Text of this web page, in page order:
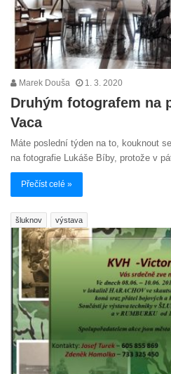
Marek Douša 1. 3. 2020
Druhým fotografem na
Vaca
Máte poslední týden na to, kouknout
na fotografie Lukáše Bíby, protože v
Přečíst celé »
šluknov výstava